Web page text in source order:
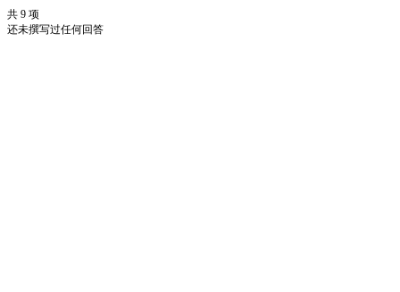
共 9 项
还未撰写过任何回答